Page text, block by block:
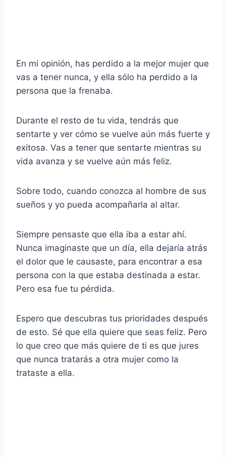
En mi opinión, has perdido a la mejor mujer que
vas a tener nunca, y ella sólo ha perdido a la
persona que la frenaba.
Durante el resto de tu vida, tendrás que
sentarte y ver cómo se vuelve aún más fuerte y
exitosa. Vas a tener que sentarte mientras su
vida avanza y se vuelve aún más feliz.
Sobre todo, cuando conozca al hombre de sus
sueños y yo pueda acompañarla al altar.
Siempre pensaste que ella iba a estar ahí.
Nunca imaginaste que un día, ella dejaría atrás
el dolor que le causaste, para encontrar a esa
persona con la que estaba destinada a estar.
Pero esa fue tu pérdida.
Espero que descubras tus prioridades después
de esto. Sé que ella quiere que seas feliz. Pero
lo que creo que más quiere de ti es que jures
que nunca tratarás a otra mujer como la
trataste a ella.